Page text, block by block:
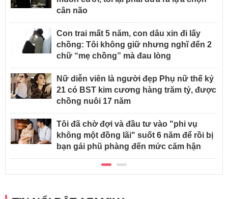
cân não
Con trai mất 5 năm, con dâu xin đi lấy
chồng: Tôi không giữ nhưng nghĩ đến 2
chữ “mẹ chồng” mà đau lòng
Nữ diễn viên là người đẹp Phụ nữ thế kỷ
21 có BST kim cương hàng trăm tỷ, được
chồng nuôi 17 năm
Tôi đã chờ đợi và đầu tư vào "phi vụ
không một đồng lãi" suốt 6 năm để rồi bị
bạn gái phũ phàng đến mức căm hận